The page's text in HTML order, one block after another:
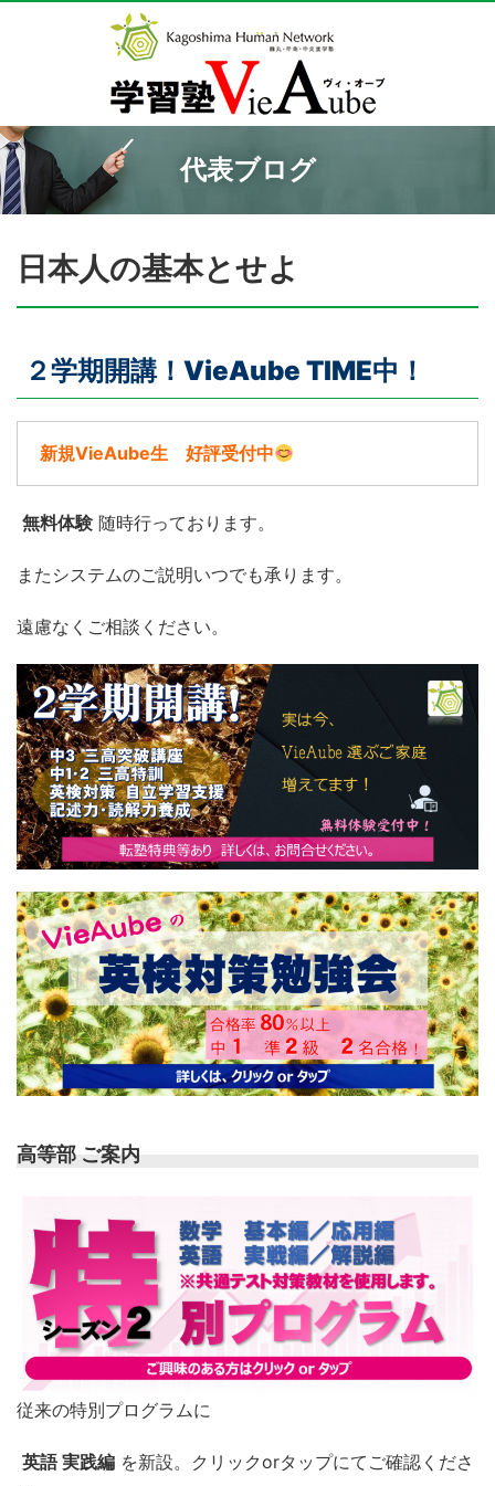
代表ブログ
日本人の基本とせよ
２学期開講！VieAube TIME中！
新規VieAube生 好評受付中
無料体験 随時行っております。
またシステムのご説明いつでも承ります。
遠慮なくご相談ください。
高等部 ご案内
従来の特別プログラムに
英語 実践編 を新設。クリックorタップにてご確認くださ